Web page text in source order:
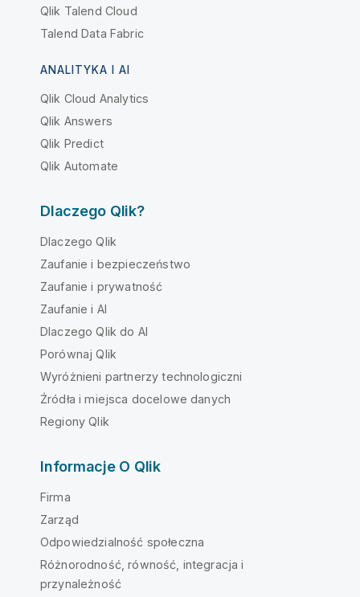
Qlik Talend Cloud
Talend Data Fabric
ANALITYKA I AI
Qlik Cloud Analytics
Qlik Answers
Qlik Predict
Qlik Automate
Dlaczego Qlik?
Dlaczego Qlik
Zaufanie i bezpieczeństwo
Zaufanie i prywatność
Zaufanie i AI
Dlaczego Qlik do AI
Porównaj Qlik
Wyróżnieni partnerzy technologiczni
Źródła i miejsca docelowe danych
Regiony Qlik
Informacje O Qlik
Firma
Zarząd
Odpowiedzialność społeczna
Różnorodność, równość, integracja i
przynależność